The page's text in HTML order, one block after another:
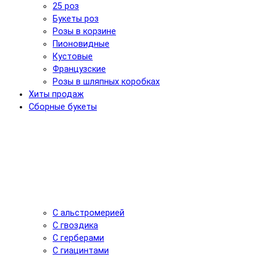
25 роз
Букеты роз
Розы в корзине
Пионовидные
Кустовые
Французские
Розы в шляпных коробках
Хиты продаж
Сборные букеты
С альстромерией
С гвоздика
С герберами
С гиацинтами